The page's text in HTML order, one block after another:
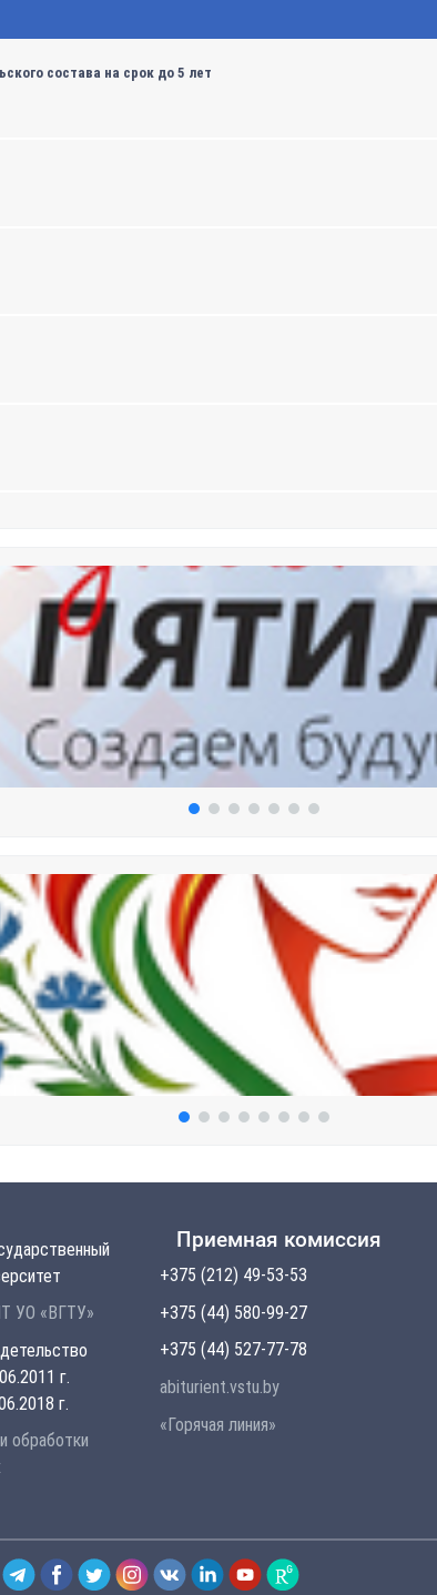
состава на срок до 5 лет
УО «ВГТУ»
г.
г.
обработки
Приемная комиссия
+375 (212) 49-53-53
+375 (44) 580-99-27
+375 (44) 527-77-78
abiturient.vstu.by
«Горячая линия»